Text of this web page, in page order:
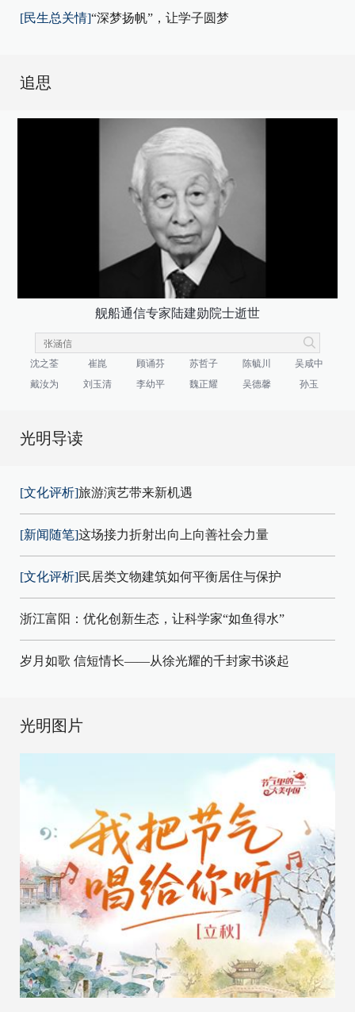
[民生总关情]“深梦扬帆”，让学子圆梦
追思
舰船通信专家陆建勋院士逝世
沈之荃 崔崑 顾诵芬 苏哲子 陈毓川
吴咸中
戴汝为
刘玉清 李幼平 魏正耀 吴德馨 孙玉
光明导读
[文化评析]旅游演艺带来新机遇
[新闻随笔]这场接力折射出向上向善社会力量
[文化评析]民居类文物建筑如何平衡居住与保护
浙江富阳：优化创新生态，让科学家“如鱼得水”
岁月如歌 信短情长——从徐光耀的千封家书谈起
光明图片